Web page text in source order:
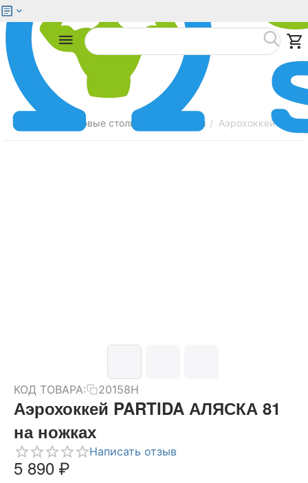
Игровые столы Аэрохоккей / Аэрохоккей
КОД ТОВАРА: 20158H
Аэрохоккей PARTIDA АЛЯСКА 81
на ножках
Написать отзыв
5 890₽
Меню Найти